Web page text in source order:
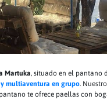
Martuka, situado en el pantano
multiaventura en grupo.
te ofrece paellas con